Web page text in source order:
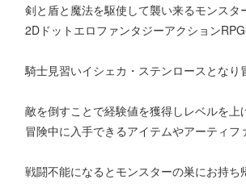
剣と盾と魔法を駆使して襲い来るモンス
2DドットエロファンタジーアクションRPG
騎士見習いイシェカ・ステンロースとな
敵を倒すことで経験値を獲得しレベルを
冒険中に入手できるアイテムやアーティ
戦闘不能になるとモンスターの巣にお持